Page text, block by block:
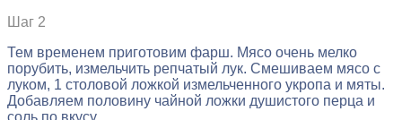
Шаг 2
Тем временем приготовим фарш. Мясо очень мелко
порубить, измельчить репчатый лук. Смешиваем мясо с
луком, 1 столовой ложкой измельченного укропа и мяты.
Добавляем половину чайной ложки душистого перца и
соль по вкусу.